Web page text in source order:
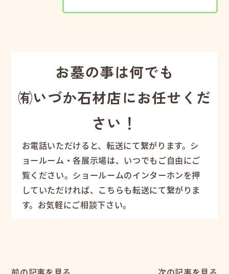
お墓の事は何でも
㈲いづか石材店にお任せくだ
さい！
お電話いただけると、転送にて繋がります。シ
ョールーム・各展示場は、いつでもご自由にご
覧ください。ショールームのインターホンを押
していただければ、こちらも転送にて繋がりま
す。お気軽にご相談下さい。